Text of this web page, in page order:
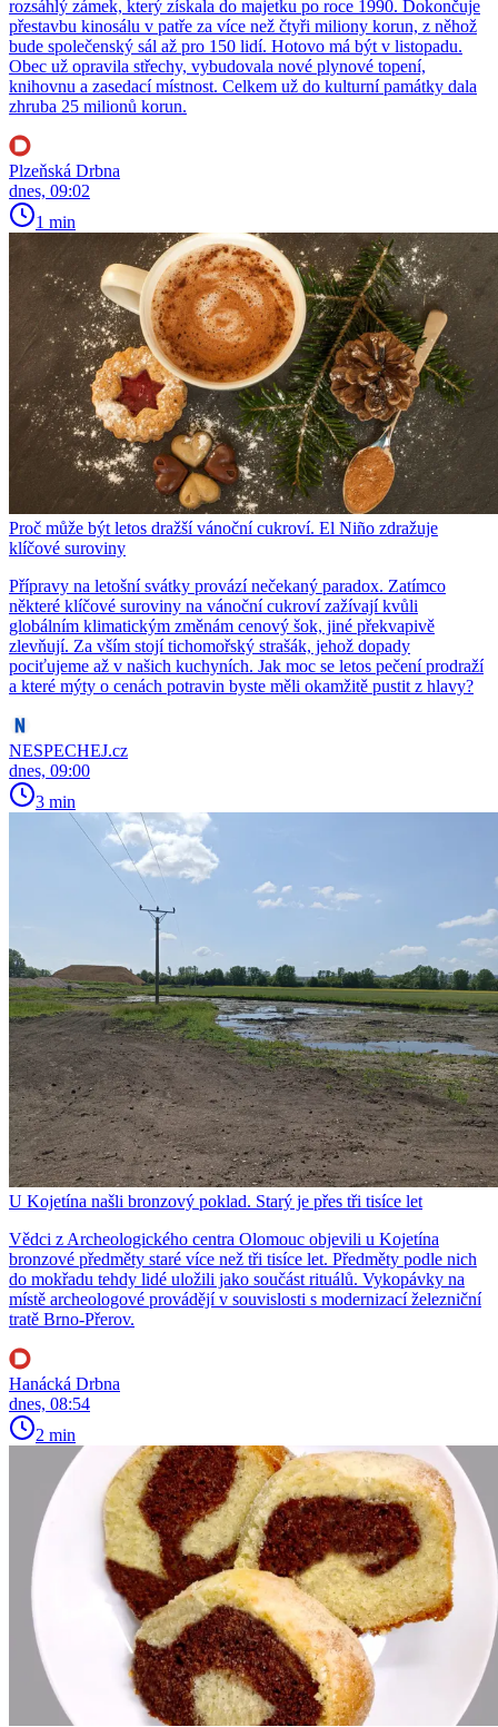
rozsáhlý zámek, který získala do majetku po roce 1990. Dokončuje
přestavbu kinosálu v patře za více než čtyři miliony korun, z něhož
bude společenský sál až pro 150 lidí. Hotovo má být v listopadu.
Obec už opravila střechy, vybudovala nové plynové topení,
knihovnu a zasedací místnost. Celkem už do kulturní památky dala
zhruba 25 milionů korun.
Plzeňská Drbna
dnes, 09:02
1 min
Proč může být letos dražší vánoční cukroví. El Niño zdražuje
klíčové suroviny
Přípravy na letošní svátky provází nečekaný paradox. Zatímco
některé klíčové suroviny na vánoční cukroví zažívají kvůli
globálním klimatickým změnám cenový šok, jiné překvapivě
zlevňují. Za vším stojí tichomořský strašák, jehož dopady
pociťujeme až v našich kuchyních. Jak moc se letos pečení prodraží
a které mýty o cenách potravin byste měli okamžitě pustit z hlavy?
NESPECHEJ.cz
dnes, 09:00
3 min
U Kojetína našli bronzový poklad. Starý je přes tři tisíce let
Vědci z Archeologického centra Olomouc objevili u Kojetína
bronzové předměty staré více než tři tisíce let. Předměty podle nich
do mokřadu tehdy lidé uložili jako součást rituálů. Vykopávky na
místě archeologové provádějí v souvislosti s modernizací železniční
tratě Brno-Přerov.
Hanácká Drbna
dnes, 08:54
2 min